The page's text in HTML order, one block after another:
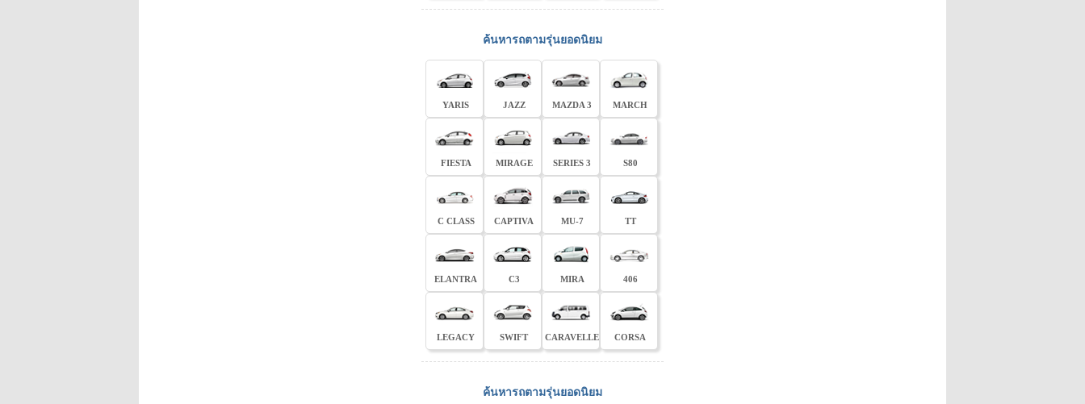
ค้นหารถตามรุ่นยอดนิยม
YARIS JAZZ MAZDA 3 MARCH
FIESTA MIRAGE SERIES 3 S80
C CLASS CAPTIVA MU-7 TT
ELANTRA C3 MIRA 406
LEGACY SWIFT CARAVELLE CORSA
ค้นหารถตามรุ่นยอดนิยม